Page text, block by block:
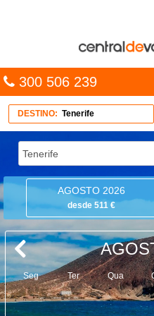
300 506 239
TRIP PLANNER
PACOTES
MULTIDESTINO
CARAÍBAS
CRUZEIROS
DESTINO: Tenerife
AGOSTO 2026
desde 511 €
Seg Ter Qua